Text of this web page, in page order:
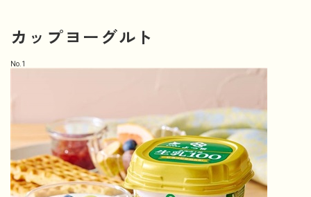
カップヨーグルト
No. 1